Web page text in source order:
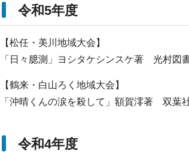
令和5年度
【松任・美川地域大会】
「日々臆測」ヨシタケシンスケ著 光村図
【鶴来・白山ろく地域大会】
「沖晴くんの涙を殺して」額賀澪著 双葉
令和4年度